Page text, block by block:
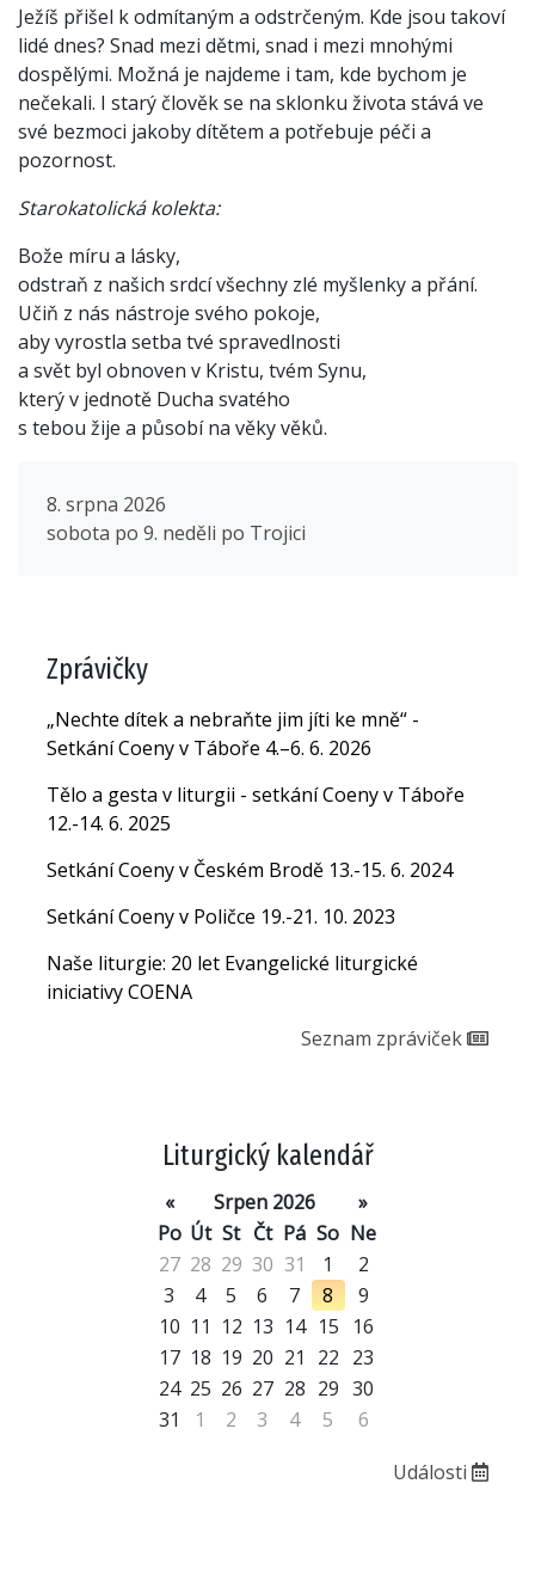
Ježíš přišel k odmítaným a odstrčeným. Kde jsou takoví
lidé dnes? Snad mezi dětmi, snad i mezi mnohými
dospělými. Možná je najdeme i tam, kde bychom je
nečekali. I starý člověk se na sklonku života stává ve
své bezmoci jakoby dítětem a potřebuje péči a
pozornost.
Starokatolická kolekta:
Bože míru a lásky,
odstraň z našich srdcí všechny zlé myšlenky a přání.
Učiň z nás nástroje svého pokoje,
aby vyrostla setba tvé spravedlnosti
a svět byl obnoven v Kristu, tvém Synu,
který v jednotě Ducha svatého
s tebou žije a působí na věky věků.
8. srpna 2026
sobota po 9. neděli po Trojici
Zprávičky
„Nechte dítek a nebraňte jim jíti ke mně“ -
Setkání Coeny v Táboře 4.–6. 6. 2026
Tělo a gesta v liturgii - setkání Coeny v Táboře
12.-14. 6. 2025
Setkání Coeny v Českém Brodě 13.-15. 6. 2024
Setkání Coeny v Poličce 19.-21. 10. 2023
Naše liturgie: 20 let Evangelické liturgické
iniciativy COENA
Seznam zpráviček
Liturgický kalendář
« Srpen 2026
»
Po Út St Čt Pá So Ne
27 28 29 30 31 1
2
3
4 5 6 7 8
9
10 11 12 13 14 15
16
17 18 19 20 21 22 23
24 25 26 27 28 29 30
31
1 2 3 4 5 6
Události